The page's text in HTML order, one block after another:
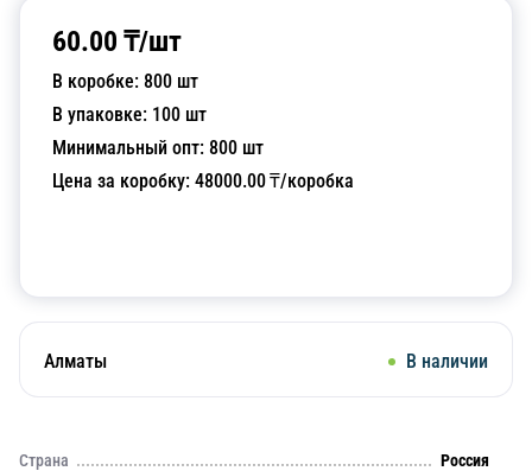
60.00 ₸/шт
В коробке: 800 шт
В упаковке: 100 шт
Минимальный опт: 800 шт
Цена за коробку: 48000.00₸/коробка
Алматы В наличии
Страна
Россия